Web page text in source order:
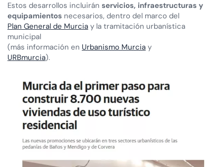
Estos desarrollos incluirán servicios, infraestructuras y
equipamientos necesarios, dentro del marco del
Plan General de Murcia y la tramitación urbanística
municipal
(más información en Urbanismo Murcia y
URBmurcia).